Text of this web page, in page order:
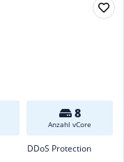
8
Anzahl vCore
DDoS Protection